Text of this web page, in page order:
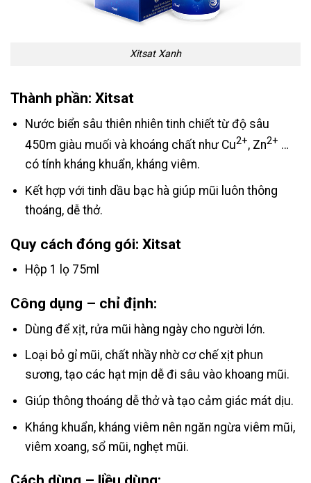
Xitsat Xanh
Thành phần: Xitsat
Nước biển sâu thiên nhiên tinh chiết từ độ sâu
450m giàu muối và khoáng chất như Cu2+, Zn2+ …
có tính kháng khuẩn, kháng viêm.
Kết hợp với tinh dầu bạc hà giúp mũi luôn thông
thoáng, dễ thở.
Quy cách đóng gói: Xitsat
Hộp 1 lọ 75ml
Công dụng – chỉ định:
Dùng để xịt, rửa mũi hàng ngày cho người lớn.
Loại bỏ gỉ mũi, chất nhầy nhờ cơ chế xịt phun
sương, tạo các hạt mịn dễ đi sâu vào khoang mũi.
Giúp thông thoáng dễ thở và tạo cảm giác mát dịu.
Kháng khuẩn, kháng viêm nên ngăn ngừa viêm mũi,
viêm xoang, sổ mũi, nghẹt mũi.